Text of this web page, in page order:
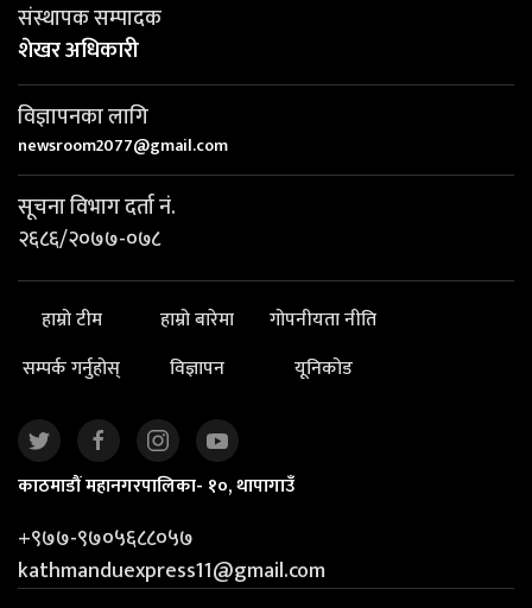
संस्थापक सम्पादक
शेखर अधिकारी
विज्ञापनका लागि
newsroom2077@gmail.com
सूचना विभाग दर्ता नं.
२६८६/२०७७-०७८
हाम्रो टीम हाम्रो बारेमा
गोपनीयता नीति
सम्पर्क गर्नुहोस्
विज्ञापन यूनिकोड
काठमाडौं महानगरपालिका- १०, थापागाउँ
+९७७-९७०५६८८०५७
kathmanduexpress11@gmail.com